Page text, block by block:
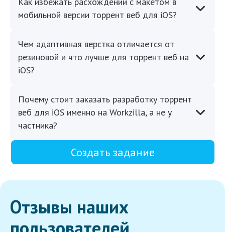
мобильной версии торрент веб для iOS?
Чем адаптивная верстка отличается от
резиновой и что лучше для торрент веб на
iOS?
Почему стоит заказать разработку торрент
веб для iOS именно на Workzilla, а не у
частника?
Создать задание
Отзывы наших